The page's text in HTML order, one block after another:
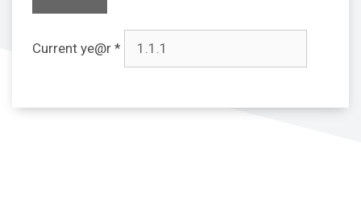
Current ye@r *